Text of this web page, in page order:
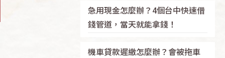
急用現金怎麼辦？4個台中快速借
錢管道，當天就能拿錢！
機車貸款遲繳怎麼辦？會被拖車